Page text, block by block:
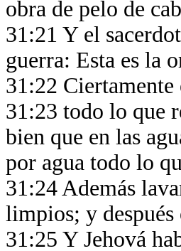
obra de pelo de
31:21 Y el
guerra: Esta es la
31:22
31:23 todo lo que
bien que en las
por agua todo lo
31:24 Además
limpios; y
31:25 Y Jehová